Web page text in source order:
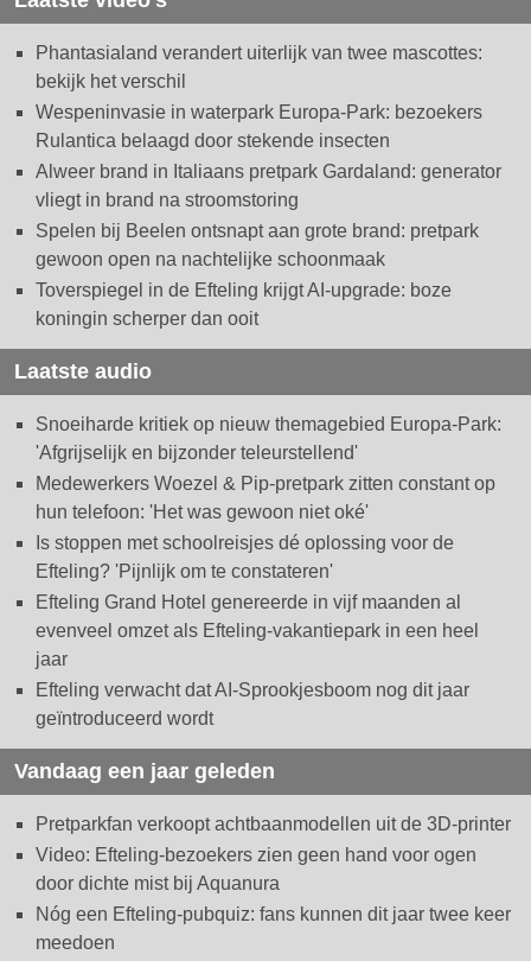
Phantasialand verandert uiterlijk van twee mascottes:
bekijk het verschil
Wespeninvasie in waterpark Europa-Park: bezoekers
Rulantica belaagd door stekende insecten
Alweer brand in Italiaans pretpark Gardaland: generator
vliegt in brand na stroomstoring
Spelen bij Beelen ontsnapt aan grote brand: pretpark
gewoon open na nachtelijke schoonmaak
Toverspiegel in de Efteling krijgt AI-upgrade: boze
koningin scherper dan ooit
Laatste audio
Snoeiharde kritiek op nieuw themagebied Europa-Park:
'Afgrijselijk en bijzonder teleurstellend'
Medewerkers Woezel & Pip-pretpark zitten constant op
hun telefoon: 'Het was gewoon niet oké'
Is stoppen met schoolreisjes dé oplossing voor de
Efteling? 'Pijnlijk om te constateren'
Efteling Grand Hotel genereerde in vijf maanden al
evenveel omzet als Efteling-vakantiepark in een heel
jaar
Efteling verwacht dat AI-Sprookjesboom nog dit jaar
geïntroduceerd wordt
Vandaag een jaar geleden
Pretparkfan verkoopt achtbaanmodellen uit de 3D-printer
Video: Efteling-bezoekers zien geen hand voor ogen
door dichte mist bij Aquanura
Nóg een Efteling-pubquiz: fans kunnen dit jaar twee keer
meedoen